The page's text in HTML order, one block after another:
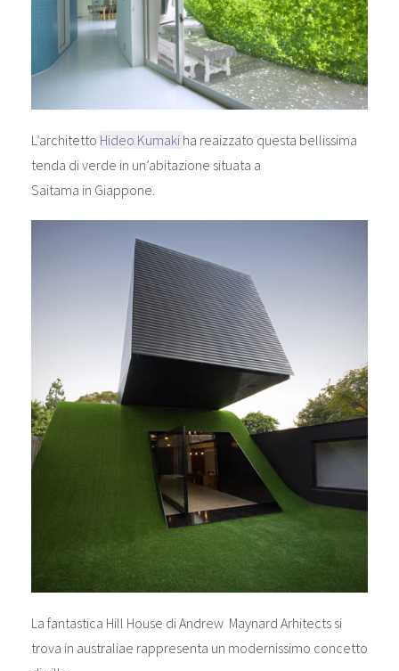
L’architetto Hideo Kumaki ha reaizzato questa bellissima
tenda di verde in un’abitazione situata a
Saitama in Giappone.
La fantastica Hill House di Andrew Maynard Arhitects si
trova in australiae rappresenta un modernissimo concetto